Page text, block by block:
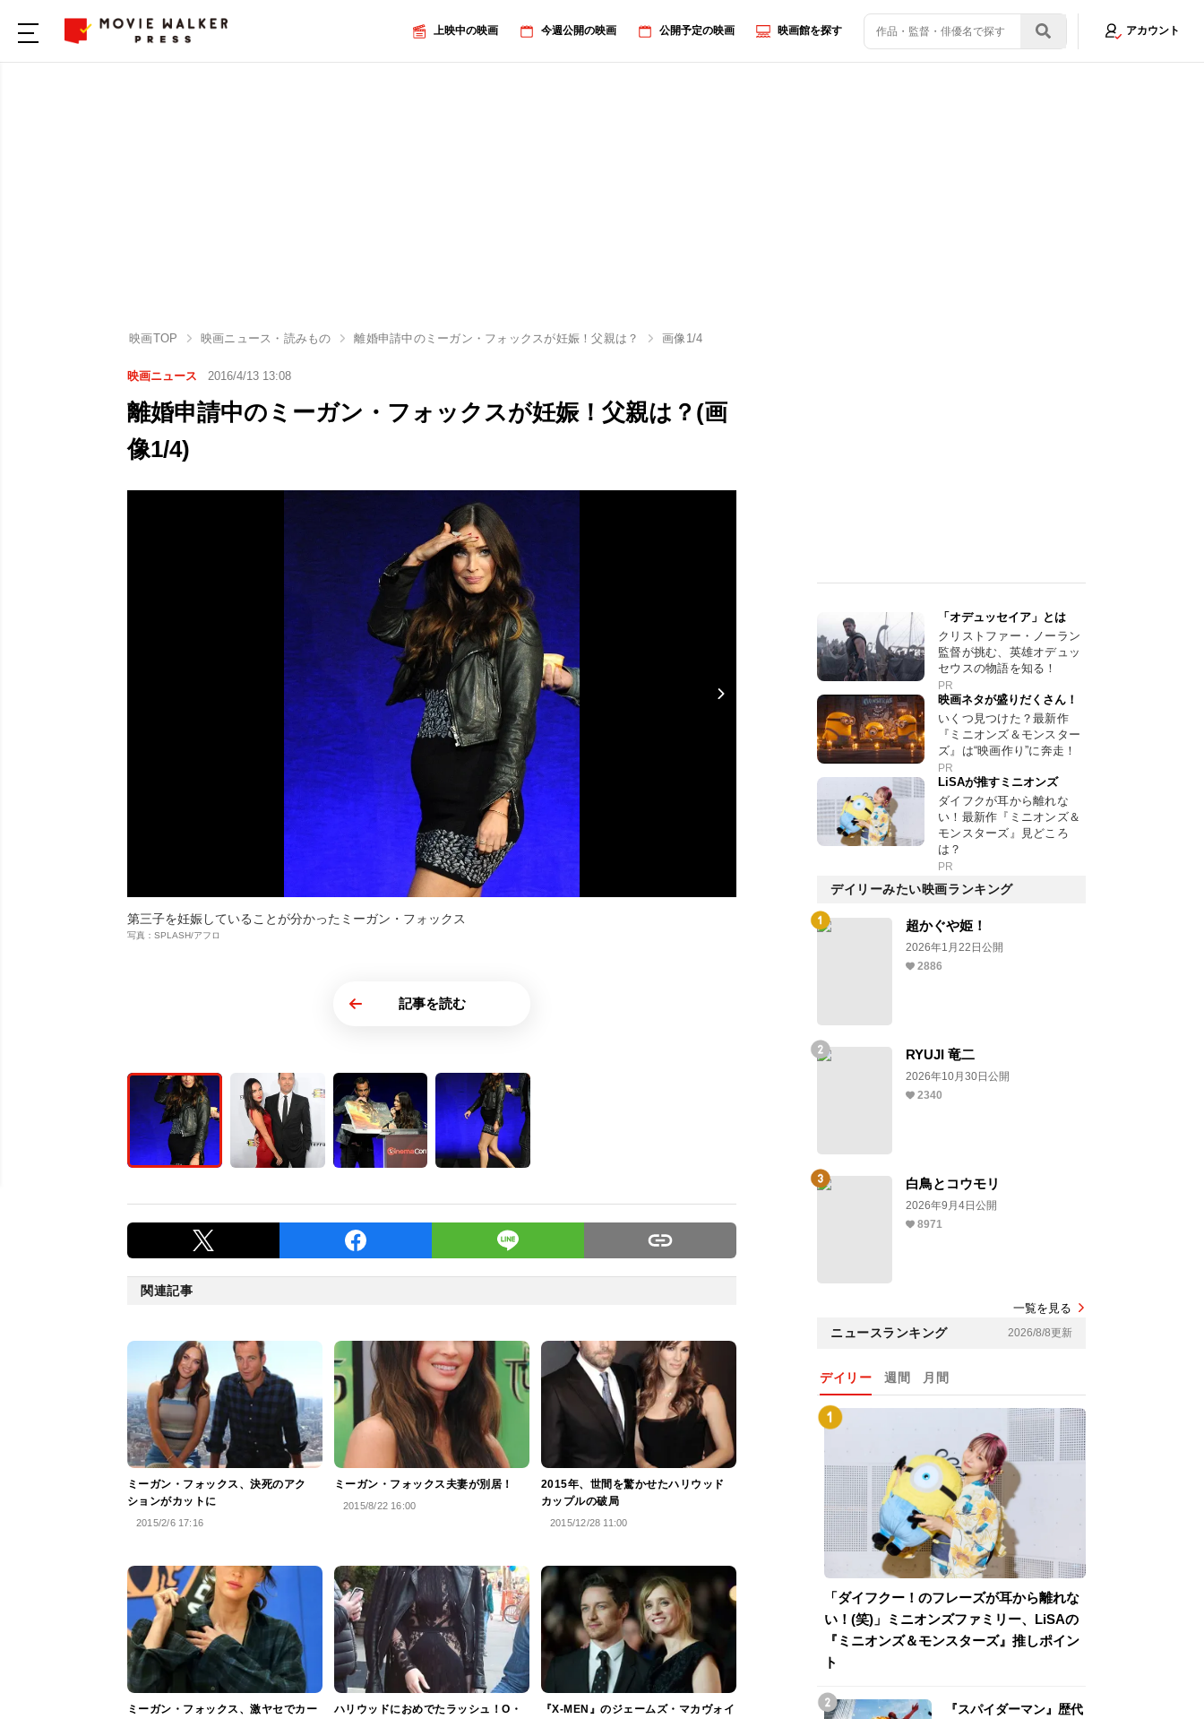
上映中の映画 今週公開の映画 公開予定の映画 映画館を探す アカウント
映画TOP 映画ニュース・読みもの 離婚申請中のミーガン・フォックスが妊娠！父親は？ 画像1/4
映画ニュース 2016/4/13 13:08
離婚申請中のミーガン・フォックスが妊娠！父親は？(画
像1/4)
第三子を妊娠していることが分かったミーガン・フォックス
写真：SPLASH/アフロ
記事を読む
関連記事
ミーガン・フォックス、決死のアク
ションがカットに
2015/2/6 17:16
ミーガン・フォックス夫妻が別居！
2015/8/22 16:00
2015年、世間を驚かせたハリウッド
カップルの破局
2015/12/28 11:00
ミーガン・フォックス、激ヤセでカー
ハリウッドにおめでたラッシュ！O・
『X-MEN』のジェームズ・マカヴォイ
「オデュッセイア」とは
クリストファー・ノーラン
監督が挑む、英雄オデュッ
セウスの物語を知る！
PR
映画ネタが盛りだくさん！
いくつ見つけた？最新作
『ミニオンズ＆モンスター
ズ』は“映画作り”に奔走！
PR
LiSAが推すミニオンズ
ダイフクが耳から離れな
い！最新作『ミニオンズ＆
モンスターズ』見どころ
は？
PR
デイリーみたい映画ランキング
超かぐや姫！
2026年1月22日公開
2886
RYUJI 竜二
2026年10月30日公開
2340
白鳥とコウモリ
2026年9月4日公開
8971
一覧を見る
ニュースランキング 2026/8/8更新
デイリー 週間 月間
「ダイフクー！のフレーズが耳から離れな
い！(笑)」ミニオンズファミリー、LiSAの
『ミニオンズ＆モンスターズ』推しポイン
ト
『スパイダーマン』歴代